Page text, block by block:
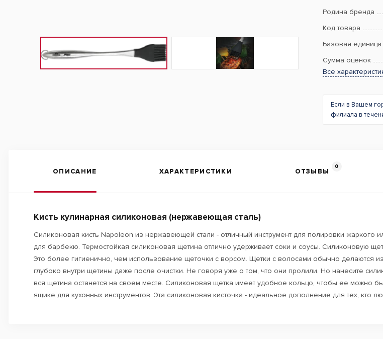
Родина бренда
Код товара
Базовая единица
Сумма оценок
Все
Если в Вашем
филиала в
ОПИСАНИЕ ХАРАКТЕРИСТИКИ ОТЗЫВЫ
0
Кисть кулинарная силиконовая (нержавеющая сталь)
Силиконовая кисть Napoleon из нержавеющей стали - отличный инструмент для полировки жаркого
для барбекю. Термостойкая силиконовая щетина отлично удерживает соки и соусы. Силиконовую
Это более гигиенично, чем использование щеточки с ворсом. Щетки с волосами обычно делаются
глубоко внутри щетины даже после очистки. Не говоря уже о том, что они пролили. Но нанесите
вся щетина останется на своем месте. Силиконовая щетка имеет удобное кольцо, чтобы ее можно
ящике для кухонных инструментов. Эта силиконовая кисточка - идеальное дополнение для тех, кто